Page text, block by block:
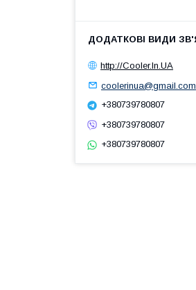
http://Cooler.In.UA
coolerinua@gmail.com
+380739780807
+380739780807
+380739780807